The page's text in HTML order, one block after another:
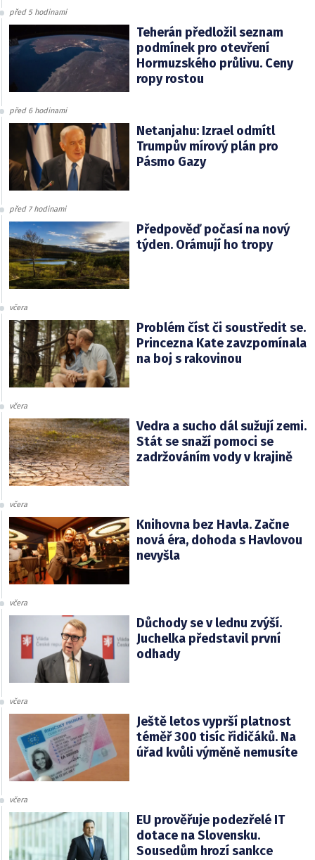
před 5 hodinami
Teherán předložil seznam
podmínek pro otevření
Hormuzského průlivu. Ceny
ropy rostou
před 6 hodinami
Netanjahu: Izrael odmítl
Trumpův mírový plán pro
Pásmo Gazy
před 7 hodinami
Předpověď počasí na nový
týden. Orámují ho tropy
včera
Problém číst či soustředit se.
Princezna Kate zavzpomínala
na boj s rakovinou
včera
Vedra a sucho dál sužují zemi.
Stát se snaží pomoci se
zadržováním vody v krajině
včera
Knihovna bez Havla. Začne
nová éra, dohoda s Havlovou
nevyšla
včera
Důchody se v lednu zvýší.
Juchelka představil první
odhady
včera
Ještě letos vyprší platnost
téměř 300 tisíc řidičáků. Na
úřad kvůli výměně nemusíte
včera
EU prověřuje podezřelé IT
dotace na Slovensku.
Sousedům hrozí sankce